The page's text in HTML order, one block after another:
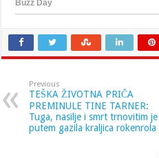
Previous
TEŠKA ŽIVOTNA PRIČA
PREMINULE TINE TARNER:
Tuga, nasilje i smrt trnovitim je
putem gazila kraljica rokenrola